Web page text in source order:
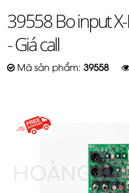
39558 Bo input
- Giá call
Mã sản phẩm: 39558